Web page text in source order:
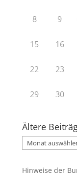
8 9
15 16
22 23
29 30
Ältere
Ältere
Beiträge
Hinweise der